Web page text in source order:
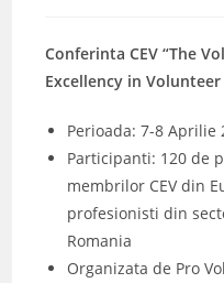
Conferinta CEV “The
Excellency in
Perioada: 7-8 Aprilie
Participanti: 120 de
membrilor CEV din
profesionisti din
Romania
Organizata de Pro